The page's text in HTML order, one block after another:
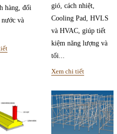
hàng, đối
và
gió, cách nhiệt,
Cooling Pad, HVLS
và HVAC, giúp tiết
kiệm năng lượng và
tối...
Xem chi tiết